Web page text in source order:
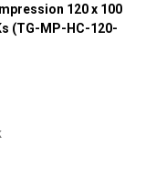
120 x 100
(TG-MP-HC-120-